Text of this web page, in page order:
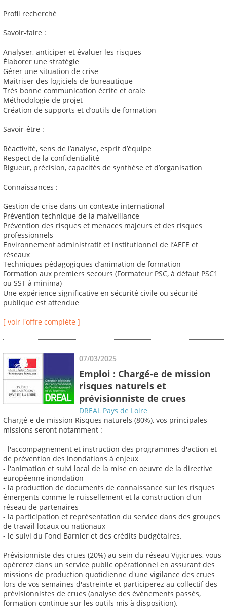
Profil recherché
Savoir-faire :
Analyser, anticiper et évaluer les risques
Élaborer une stratégie
Gérer une situation de crise
Maitriser des logiciels de bureautique
Très bonne communication écrite et orale
Méthodologie de projet
Création de supports et d’outils de formation
Savoir-être :
Réactivité, sens de l’analyse, esprit d’équipe
Respect de la confidentialité
Rigueur, précision, capacités de synthèse et d’organisation
Connaissances :
Gestion de crise dans un contexte international
Prévention technique de la malveillance
Prévention des risques et menaces majeurs et des risques
professionnels
Environnement administratif et institutionnel de l’AEFE et
réseaux
Techniques pédagogiques d’animation de formation
Formation aux premiers secours (Formateur PSC, à défaut PSC1
ou SST à minima)
Une expérience significative en sécurité civile ou sécurité
publique est attendue
[ voir l'offre complète ]
07/03/2025
Emploi : Chargé-e de mission
risques naturels et
prévisionniste de crues
DREAL Pays de Loire
Chargé-e de mission Risques naturels (80%), vos principales
missions seront notamment :
- l'accompagnement et instruction des programmes d'action et
de prévention des inondations à enjeux
- l'animation et suivi local de la mise en oeuvre de la directive
européenne inondation
- la production de documents de connaissance sur les risques
émergents comme le ruissellement et la construction d'un
réseau de partenaires
- la participation et représentation du service dans des groupes
de travail locaux ou nationaux
- le suivi du Fond Barnier et des crédits budgétaires.
Prévisionniste des crues (20%) au sein du réseau Vigicrues, vous
opérerez dans un service public opérationnel en assurant des
missions de production quotidienne d'une vigilance des crues
lors de vos semaines d'astreinte et participerez au collectif des
prévisionnistes de crues (analyse des événements passés,
formation continue sur les outils mis à disposition).